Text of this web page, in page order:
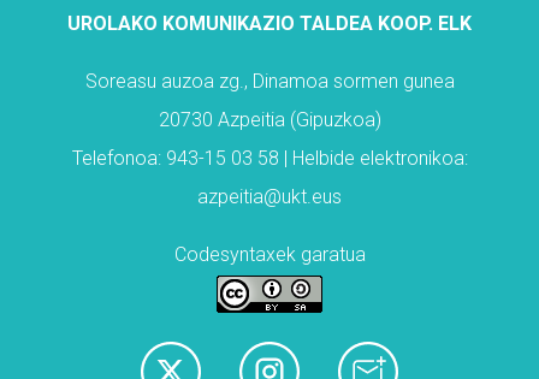
UROLAKO KOMUNIKAZIO TALDEA KOOP. ELK
Soreasu auzoa zg., Dinamoa sormen gunea
20730 Azpeitia (Gipuzkoa)
Telefonoa: 943-15 03 58 | Helbide elektronikoa:
azpeitia@ukt.eus
Codesyntaxek garatua